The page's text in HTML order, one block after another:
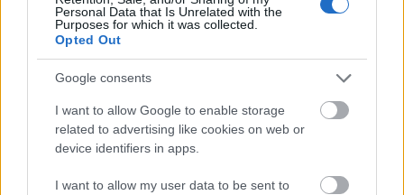
Personal Data that Is Unrelated with the
Purposes for which it was collected.
Opted Out
Google consents
I want to allow Google to enable storage
related to advertising like cookies on web or
device identifiers in apps.
I want to allow my user data to be sent to
στοιχηματικές - Ποιος επισκέφθηκε τα
πυρόπληκτα ζωάκια - Το μισογεμάτο ποτήρι
του ΣΥΡΙΖΑ
Ποια είναι η (κυβερνητική) λίστα με τα μεγάλα
οδικά έργα και τα εκτιμώμενα
χρονοδιαγράμματα
Δυτ. Αττική: Το χρονοδιάγραμμα
αποκατάστασης μετά τη φωτιά - Στόχος η
έναρξη των έργων πριν τις 15/9